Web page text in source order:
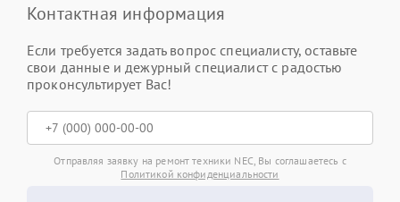
Контактная информация
Если требуется задать вопрос специалисту, оставьте
свои данные и дежурный специалист с радостью
проконсультирует Вас!
Отправляя заявку на ремонт техники NEC, Вы соглашаетесь с
Политикой конфиденциальности